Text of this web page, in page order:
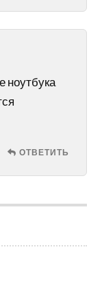
ноутбука
ОТВЕТИТЬ